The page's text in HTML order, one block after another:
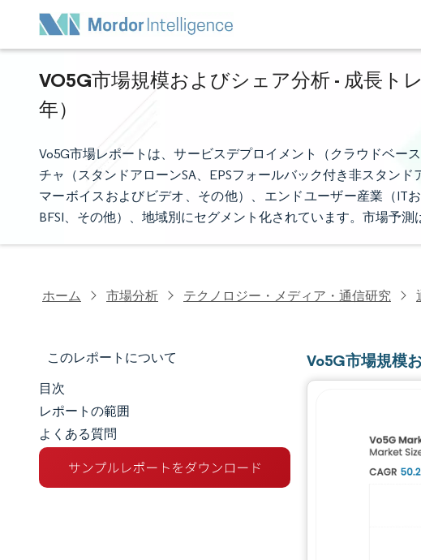
VO5G市場規模およびシェア分析 - 成長ト
年）
Vo5G市場レポートは、サービスデプロイメント（クラウドベー
チャ（スタンドアローンSA、EPSフォールバック付き非スタン
マーボイスおよびビデオ、その他）、エンドユーザー産業（IT
BFSI、その他）、地域別にセグメント化されています。市場予測
ホーム 市場分析 テクノロジー・メディア・通信研究
このレポートについて
市場規模とシェア
市場分析
トレンドとインサイト
目次
レポートの範囲
よくある質問
Vo5G市場規模